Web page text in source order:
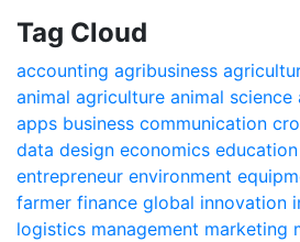
Tag Cloud
accounting agribusiness
animal agriculture animal science
apps business communication
data design economics education
entrepreneur environment
farmer finance global innovation
logistics management marketing